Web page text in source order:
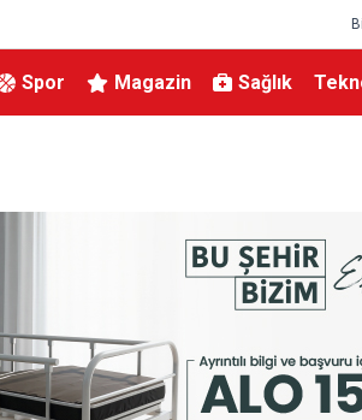
Spor Magazin Sağlık
Gemisi 4 Yıldır Mavi Vatan İçin Çalışıyor